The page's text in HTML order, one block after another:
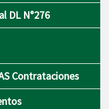
DL N°276
Contrataciones